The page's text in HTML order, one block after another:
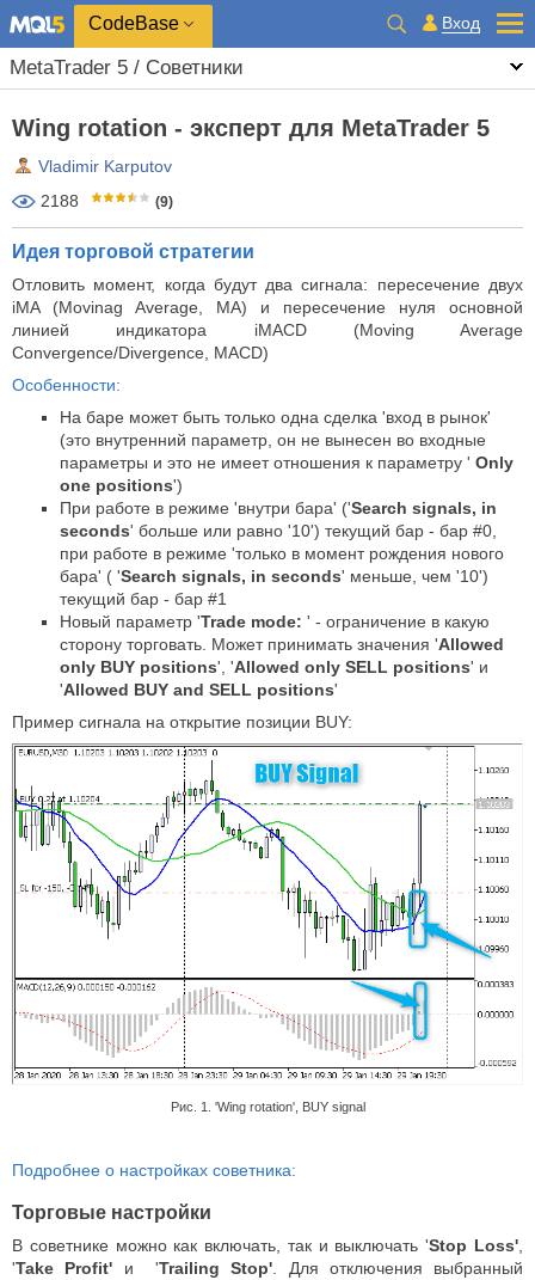
CodeBase Вход
MetaTrader 5 / Советники
Wing rotation - эксперт для MetaTrader 5
Vladimir Karputov
2188
(9)
Идея торговой стратегии
Отловить момент, когда будут два сигнала: пересечение двух
iMA (Movinag Average, MA) и пересечение нуля основной
линией индикатора iMACD (Moving Average
Convergence/Divergence, MACD)
Особенности:
На баре может быть только одна сделка 'вход в рынок'
(это внутренний параметр, он не вынесен во входные
параметры и это не имеет отношения к параметру ' Only
one positions')
При работе в режиме 'внутри бара' ('Search signals, in
seconds' больше или равно '10') текущий бар - бар #0,
при работе в режиме 'только в момент рождения нового
бара' ( 'Search signals, in seconds' меньше, чем '10')
текущий бар - бар #1
Новый параметр 'Trade mode: ' - ограничение в какую
сторону торговать. Может принимать значения 'Allowed
only BUY positions', 'Allowed only SELL positions' и
'Allowed BUY and SELL positions'
Пример сигнала на открытие позиции BUY:
Рис. 1. 'Wing rotation', BUY signal
Подробнее о настройках советника:
Торговые настройки
В советнике можно как включать, так и выключать 'Stop Loss'
'Take Profit' и 'Trailing Stop' . Для отключения выбранный